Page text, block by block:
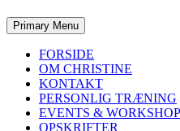
Primary Menu
FORSIDE
OM CHRISTINE
KONTAKT
PERSONLIG TRÆNING
EVENTS &
OPSKRIFTER